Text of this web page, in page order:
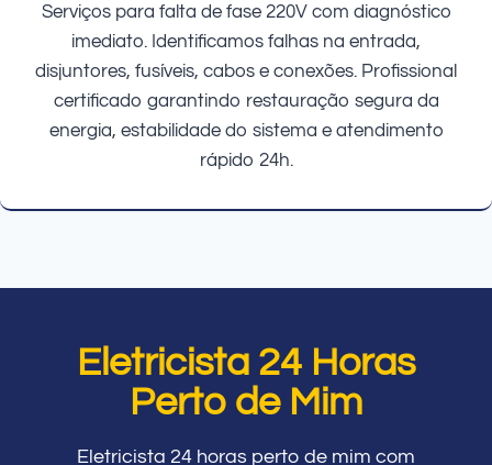
Serviços para falta de fase 220V com diagnóstico
imediato. Identificamos falhas na entrada,
disjuntores, fusíveis, cabos e conexões. Profissional
certificado garantindo restauração segura da
energia, estabilidade do sistema e atendimento
rápido 24h.
Eletricista 24 Horas
Perto de Mim
Eletricista 24 horas perto de mim com